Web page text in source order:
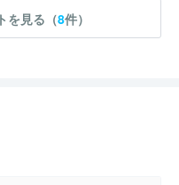
を見る（8件）